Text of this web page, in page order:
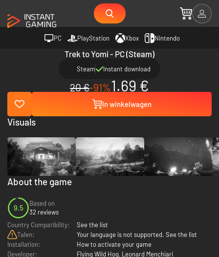
PC PlayStation Xbox Nintendo
Trek to Yomi - PC (Steam)
Steam Instant download
20 €-91%1.69 €
In winkelwagen
About the game
9.5
Based on
32 reviews
Country Compatibility:
See the list
Talen:
Your language is not supported. See the list
Installation:
How to activate your game
Developer:
Flying Wild Hog, Leonard Menchiari
Visuals